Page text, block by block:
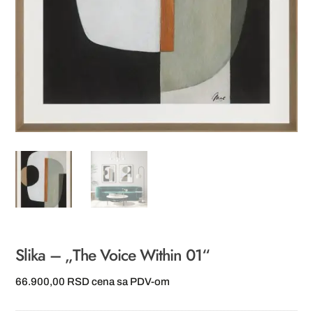
Slika – „The Voice Within 01“
66.900,00 RSD cena sa PDV-om